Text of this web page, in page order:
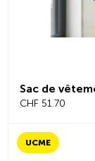
Sac de
CHF 51.70
UCME